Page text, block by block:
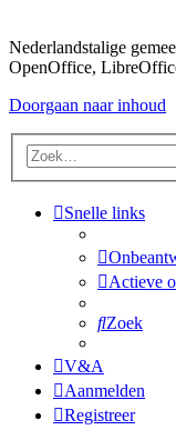
Nederlandstalige
OpenOffice,
Doorgaan naar inhoud
Snelle links
Actieve
Zoek
V&A
Aanmelden
Registreer